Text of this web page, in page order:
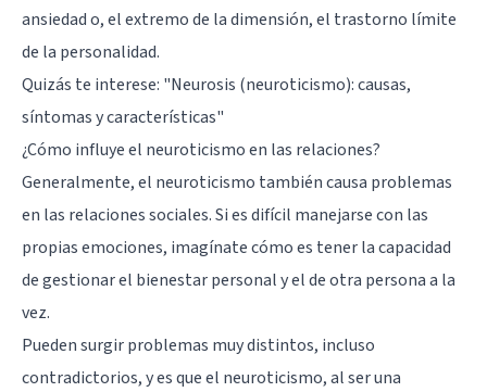
ansiedad o, el extremo de la dimensión, el trastorno límite
de la personalidad.
Quizás te interese: "Neurosis (neuroticismo): causas,
síntomas y características"
¿Cómo influye el neuroticismo en las relaciones?
Generalmente, el neuroticismo también causa problemas
en las relaciones sociales. Si es difícil manejarse con las
propias emociones, imagínate cómo es tener la capacidad
de gestionar el bienestar personal y el de otra persona a la
vez.
Pueden surgir problemas muy distintos, incluso
contradictorios, y es que el neuroticismo, al ser una